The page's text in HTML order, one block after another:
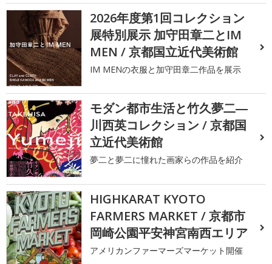
2026年度第1回コレクション
展特別展示 加守田章二とIM
MEN / 京都国立近代美術館
IM MENの衣服と加守田章二作品を展示
モダン都市生活と竹久夢二―
川西英コレクション / 京都国
立近代美術館
夢二と夢二に憧れた画家らの作品を紹介
HIGHKARAT KYOTO
FARMERS MARKET / 京都市
岡崎公園平安神宮南西エリア
アメリカンファーマーズマーケット開催